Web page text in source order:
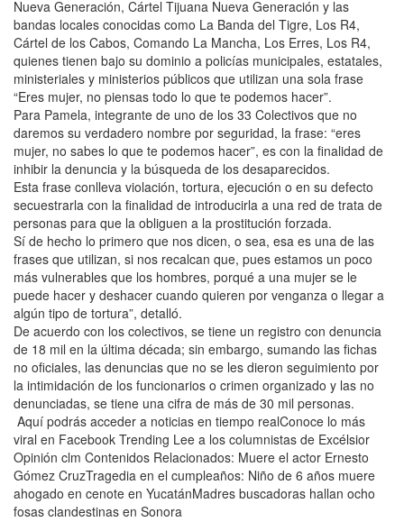
Nueva Generación, Cártel Tijuana Nueva Generación y las
bandas locales conocidas como La Banda del Tigre, Los R4,
Cártel de los Cabos, Comando La Mancha, Los Erres, Los R4,
quienes tienen bajo su dominio a policías municipales, estatales,
ministeriales y ministerios públicos que utilizan una sola frase
“Eres mujer, no piensas todo lo que te podemos hacer”.
Para Pamela, integrante de uno de los 33 Colectivos que no
daremos su verdadero nombre por seguridad, la frase: “eres
mujer, no sabes lo que te podemos hacer”, es con la finalidad de
inhibir la denuncia y la búsqueda de los desaparecidos.
Esta frase conlleva violación, tortura, ejecución o en su defecto
secuestrarla con la finalidad de introducirla a una red de trata de
personas para que la obliguen a la prostitución forzada.
Sí de hecho lo primero que nos dicen, o sea, esa es una de las
frases que utilizan, si nos recalcan que, pues estamos un poco
más vulnerables que los hombres, porqué a una mujer se le
puede hacer y deshacer cuando quieren por venganza o llegar a
algún tipo de tortura”, detalló.
De acuerdo con los colectivos, se tiene un registro con denuncia
de 18 mil en la última década; sin embargo, sumando las fichas
no oficiales, las denuncias que no se les dieron seguimiento por
la intimidación de los funcionarios o crimen organizado y las no
denunciadas, se tiene una cifra de más de 30 mil personas.
Aquí podrás acceder a noticias en tiempo realConoce lo más
viral en Facebook Trending Lee a los columnistas de Excélsior
Opinión clm Contenidos Relacionados: Muere el actor Ernesto
Gómez CruzTragedia en el cumpleaños: Niño de 6 años muere
ahogado en cenote en YucatánMadres buscadoras hallan ocho
fosas clandestinas en Sonora